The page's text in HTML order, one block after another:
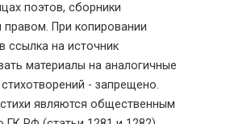
поэтов, сборники
При копировании
ссылка на источник
материалы на аналогичные
- запрещено.
являются общественным